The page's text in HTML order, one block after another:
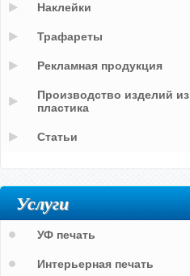
Наклейки
Трафареты
Рекламная продукция
Производство изделий из
пластика
Статьи
Услуги
УФ печать
Интерьерная печать